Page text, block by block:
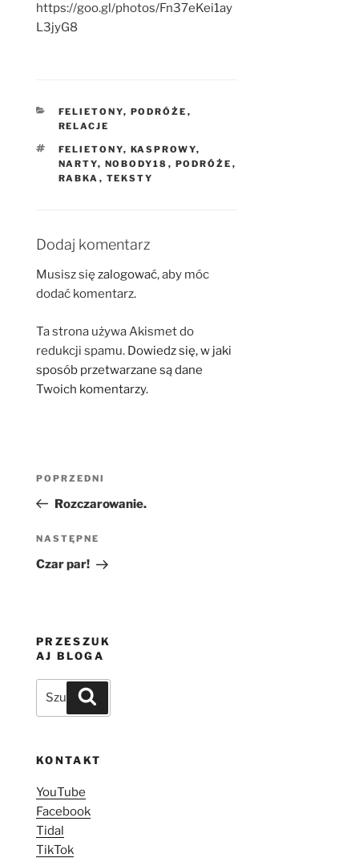
https://goo.gl/photos/Fn37eKei1ay
L3jyG8
KATEGORIE
FELIETONY, PODRÓŻE ,
RELACJE
TAGI
FELIETONY, KASPROWY,
NARTY, NOBODY18 , PODRÓŻE ,
RABKA , TEKSTY
Dodaj komentarz
Musisz się zalogować, aby móc
dodać komentarz.
Ta strona używa Akismet do
redukcji spamu. Dowiedz się, w jaki
sposób przetwarzane są dane
Twoich komentarzy.
Poprzedni
wpis
POPRZEDNI
Rozczarowanie.
Następny
wpis
NASTĘPNE
Czar par!
PRZESZUK
AJ BLOGA
Szukaj:
KONTAKT
YouTube
Facebook
Tidal
TikTok